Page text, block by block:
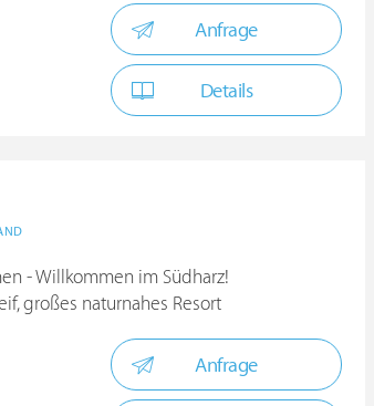
Anfrage
Details
- Willkommen im Südharz!
großes naturnahes Resort
Anfrage